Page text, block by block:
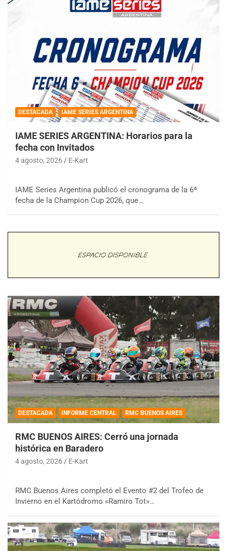
DESTACADA IAME SERIES ARGENTINA
IAME SERIES ARGENTINA: Horarios para la
fecha con Invitados
4 agosto, 2026 E-Kart
IAME Series Argentina publicó el cronograma de la 6ª
fecha de la Champion Cup 2026, que…
DESTACADA INFORME CENTRAL RMC BUENOS AIRES
RMC BUENOS AIRES: Cerró una jornada
histórica en Baradero
4 agosto, 2026 E-Kart
RMC Buenos Aires completó el Evento #2 del Trofeo de
Invierno en el Kartódromo «Ramiro Tot»…